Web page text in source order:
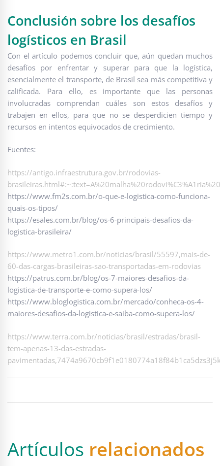
Conclusión sobre los desafíos
logísticos en Brasil
Con el artículo podemos concluir que, aún quedan muchos
desafíos por enfrentar y superar para que la logística,
esencialmente el transporte, de Brasil sea más competitiva y
calificada. Para ello, es importante que las personas
involucradas comprendan cuáles son estos desafíos y
trabajen en ellos, para que no se desperdicien tiempo y
recursos en intentos equivocados de crecimiento.
Fuentes:
https://antigo.infraestrutura.gov.br/rodovias-
https://www.fm2s.com.br/o-que-e-logistica-como-funciona-
quais-os-tipos/
https://esales.com.br/blog/os-6-principais-desafios-da-
logistica-brasileira/
https://www.metro1.com.br/noticias/brasil/55597,mais-de-
60-das-cargas-brasileiras-sao-transportadas-em-rodovias
https://patrus.com.br/blog/os-7-maiores-desafios-da-
logistica-de-transporte-e-como-supera-los/
https://www.bloglogistica.com.br/mercado/conheca-os-4-
maiores-desafios-da-logistica-e-saiba-como-supera-los/
https://www.terra.com.br/noticias/brasil/estradas/brasil-
tem-apenas-13-das-estradas-
Artículos relacionados